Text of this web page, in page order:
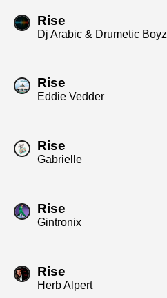
Rise
Dj Arabic & Drumetic Boyz
Rise
Eddie Vedder
Rise
Gabrielle
Rise
Gintronix
Rise
Herb Alpert